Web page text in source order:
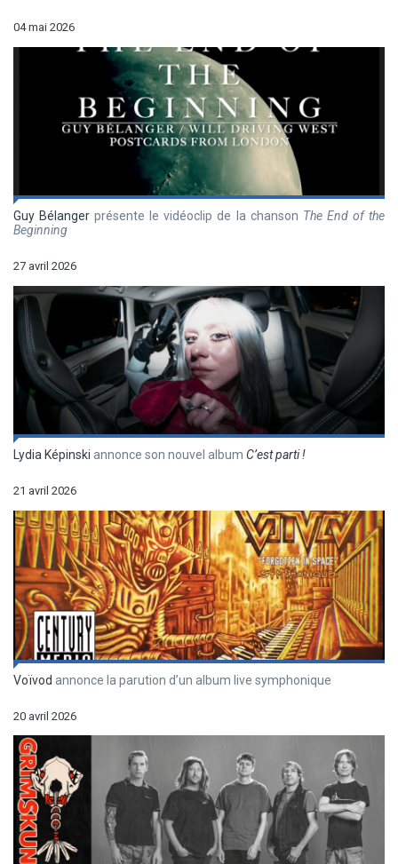
04 mai 2026
Guy Bélanger présente le vidéoclip de la chanson The End of the
Beginning
27 avril 2026
Lydia Képinski annonce son nouvel album C’est parti !
21 avril 2026
Voïvod annonce la parution d’un album live symphonique
20 avril 2026